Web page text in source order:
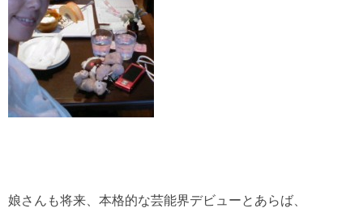
娘さんも将来、本格的な芸能界デビューとあらば、